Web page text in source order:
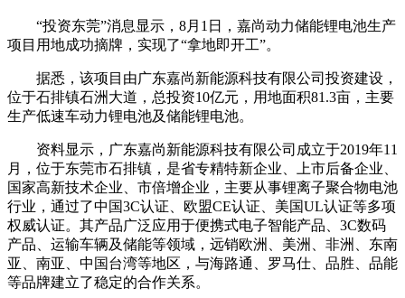
“投资东莞”消息显示，8月1日，嘉尚动力储能锂电池生产
项目用地成功摘牌，实现了“拿地即开工”。
据悉，该项目由广东嘉尚新能源科技有限公司投资建设，
位于石排镇石洲大道，总投资10亿元，用地面积81.3亩，主要
生产低速车动力锂电池及储能锂电池。
资料显示，广东嘉尚新能源科技有限公司成立于2019年11
月，位于东莞市石排镇，是省专精特新企业、上市后备企业、
国家高新技术企业、市倍增企业，主要从事锂离子聚合物电池
行业，通过了中国3C认证、欧盟CE认证、美国UL认证等多项
权威认证。其产品广泛应用于便携式电子智能产品、3C数码
产品、运输车辆及储能等领域，远销欧洲、美洲、非洲、东南
亚、南亚、中国台湾等地区，与海路通、罗马仕、品胜、品能
等品牌建立了稳定的合作关系。